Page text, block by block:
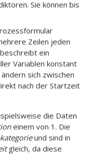
Sie können bis
Zeilen jeden
ein
Variablen konstant
sich zwischen
nach der Startzeit
die Daten
einem von 1. Die
und sind in
gleich, da diese